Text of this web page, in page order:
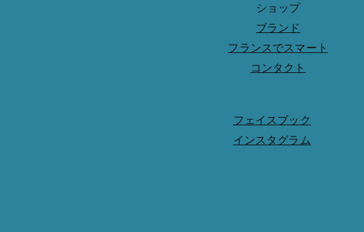
ショップ
ブランド
フランスでスマート
コンタクト
フェイスブック
インスタグラム